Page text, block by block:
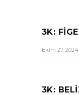
3K:
Ekim 27, 2024
3K: